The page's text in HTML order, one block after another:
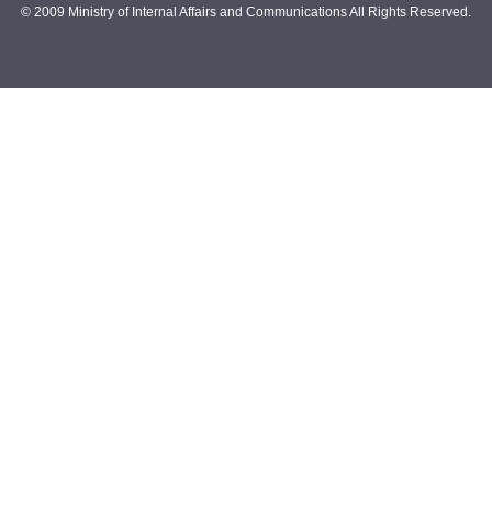
© 2009 Ministry of Internal Affairs and Communications All Rights Reserved.